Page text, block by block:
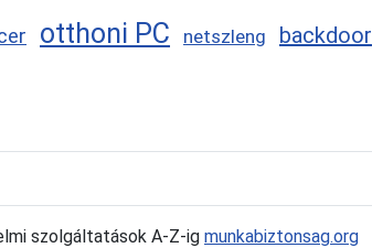
otthoni PC netszleng backdoor
szolgáltatások A-Z-ig munkabiztonsag.org